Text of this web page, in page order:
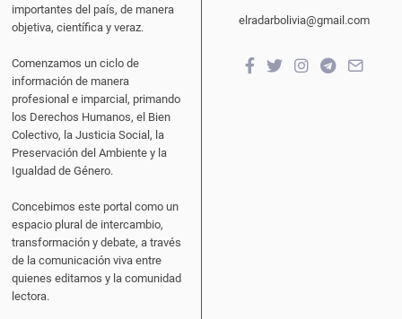
importantes del país, de manera
objetiva, científica y veraz.
Comenzamos un ciclo de
información de manera
profesional e imparcial, primando
los Derechos Humanos, el Bien
Colectivo, la Justicia Social, la
Preservación del Ambiente y la
Igualdad de Género.
Concebimos este portal como un
espacio plural de intercambio,
transformación y debate, a través
de la comunicación viva entre
quienes editamos y la comunidad
lectora.
elradarbolivia@gmail.com